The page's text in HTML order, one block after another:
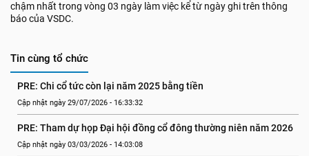
chậm nhất trong vòng 03 ngày làm việc kể từ ngày ghi trên thông
báo của VSDC.
Tin cùng tổ chức
PRE: Chi cổ tức còn lại năm 2025 bằng tiền
Cập nhật ngày 29/07/2026 - 16:33:32
PRE: Tham dự họp Đại hội đồng cổ đông thường niên năm 2026
Cập nhật ngày 03/03/2026 - 14:03:08